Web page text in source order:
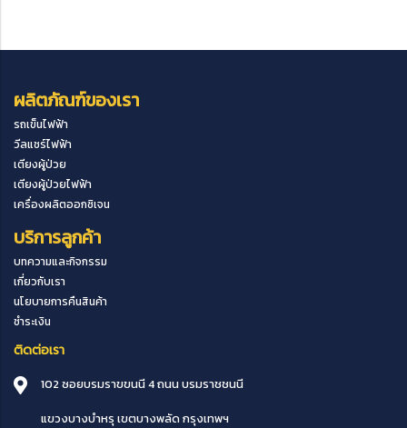
ผลิตภัณฑ์ของเรา
รถเข็นไฟฟ้า
วีลแชร์ไฟฟ้า
เตียงผู้ป่วย
เตียงผู้ป่วยไฟฟ้า
เครื่องผลิตออกซิเจน
บริการลูกค้า
บทความและกิจกรรม
เกี่ยวกับเรา
นโยบายการคืนสินค้า
ชำระเงิน
ติดต่อเรา
102 ซอยบรมราขขนนี 4 ถนน บรมราชชนนี
แขวงบางบำหรุ เขตบางพลัดกรุงเทพฯ